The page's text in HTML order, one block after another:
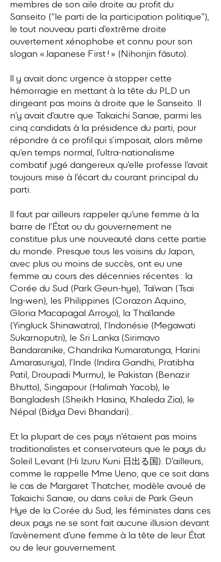
membres de son aile droite au profit du
Sanseito (“le parti de la participation politique”),
le tout nouveau parti d’extrême droite
ouvertement xénophobe et connu pour son
slogan « Japanese First ! » (Nihonjin fāsuto).
Il y avait donc urgence à stopper cette
hémorragie en mettant à la tête du PLD un
dirigeant pas moins à droite que le Sanseito. Il
n’y avait d’autre que Takaichi Sanae, parmi les
cinq candidats à la présidence du parti, pour
répondre à ce profil qui s’imposait, alors même
qu’en temps normal, l’ultra-nationalisme
combatif jugé dangereux qu’elle professe l’avait
toujours mise à l’écart du courant principal du
parti.
Il faut par ailleurs rappeler qu’une femme à la
barre de l’État ou du gouvernement ne
constitue plus une nouveauté dans cette partie
du monde. Presque tous les voisins du Japon,
avec plus ou moins de succès, ont eu une
femme au cours des décennies récentes : la
Corée du Sud (Park Geun-hye), Taïwan (Tsai
Ing-wen), les Philippines (Corazon Aquino,
Gloria Macapagal Arroyo), la Thaïlande
(Yingluck Shinawatra), l’Indonésie (Megawati
Sukarnoputri), le Sri Lanka (Sirimavo
Bandaranike, Chandrika Kumaratunga, Harini
Amarasuriya), l’Inde (Indira Gandhi, Pratibha
Patil, Droupadi Murmu), le Pakistan (Benazir
Bhutto), Singapour (Halimah Yacob), le
Bangladesh (Sheikh Hasina, Khaleda Zia), le
Népal (Bidya Devi Bhandari)..
Et la plupart de ces pays n’étaient pas moins
traditionalistes et conservateurs que le pays du
Soleil Levant (Hi Izuru Kuni 日出る国). D’ailleurs,
comme le rappelle Mme Ueno, que ce soit dans
le cas de Margaret Thatcher, modèle avoué de
Takaichi Sanae, ou dans celui de Park Geun
Hye de la Corée du Sud, les féministes dans ces
deux pays ne se sont fait aucune illusion devant
l’avènement d’une femme à la tête de leur État
ou de leur gouvernement.